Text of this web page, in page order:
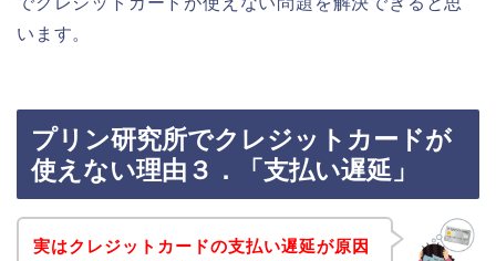
います。
プリン研究所でクレジットカードが
使えない理由３．「支払い遅延」
実はクレジットカードの支払い遅延が原因